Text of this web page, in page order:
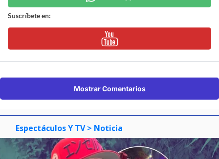
Suscríbete en:
Mostrar Comentarios
Espectáculos Y TV > Noticia